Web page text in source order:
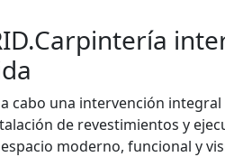
cabo una intervención
de revestimientos y
moderno, funcional y